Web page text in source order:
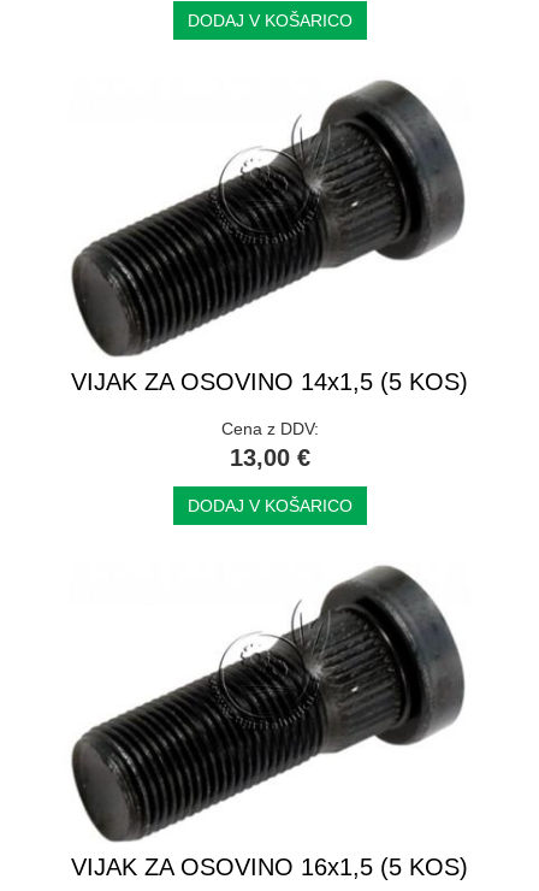
DODAJ V KOŠARICO
VIJAK ZA OSOVINO 14x1,5 (5 KOS)
Cena z DDV:
13,00 €
DODAJ V KOŠARICO
VIJAK ZA OSOVINO 16x1,5 (5 KOS)